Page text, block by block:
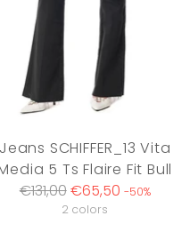
Jeans SCHIFFER_13 Vita
5 Ts Flaire Fit Bull
Regular
€131,00€65,50 -50%
2 colors